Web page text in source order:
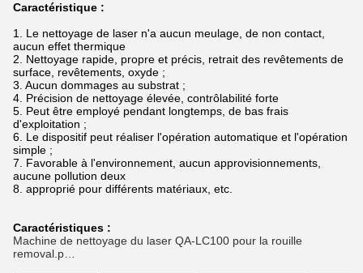
Caractéristique :
1. Le nettoyage de laser n'a aucun meulage, de non contact,
aucun effet thermique
2. Nettoyage rapide, propre et précis, retrait des revêtements de
surface, revêtements, oxyde ;
3. Aucun dommages au substrat ;
4. Précision de nettoyage élevée, contrôlabilité forte
5. Peut être employé pendant longtemps, de bas frais
d'exploitation ;
6. Le dispositif peut réaliser l'opération automatique et l'opération
simple ;
7. Favorable à l'environnement, aucun approvisionnements,
aucune pollution deux
8. approprié pour différents matériaux, etc.
Caractéristiques :
Machine de nettoyage du laser QA-LC100 pour la rouille
removal.p…